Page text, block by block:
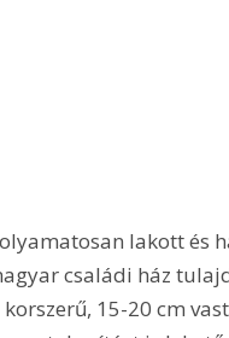
lakott és
családi ház
15-20 cm